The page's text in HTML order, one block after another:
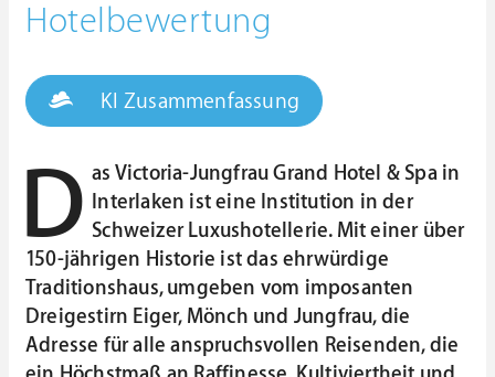
Hotelbewertung
KI Zusammenfassung
D as Victoria-Jungfrau Grand Hotel & Spa in
Interlaken ist eine Institution in der
Schweizer Luxushotellerie. Mit einer über
150-jährigen Historie ist das ehrwürdige
Traditionshaus, umgeben vom imposanten
Dreigestirn Eiger, Mönch und Jungfrau, die
Adresse für alle anspruchsvollen Reisenden, die